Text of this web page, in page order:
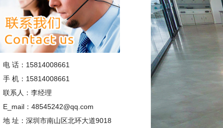
电 话：15814008661
手 机：15814008661
联系人：李经理
E_mail：48545242@qq.com
地 址：深圳市南山区北环大道9018